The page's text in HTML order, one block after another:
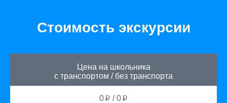
Стоимость экскурсии
Цена на школьника
с транспортом / без транспорта
0 p /0 p